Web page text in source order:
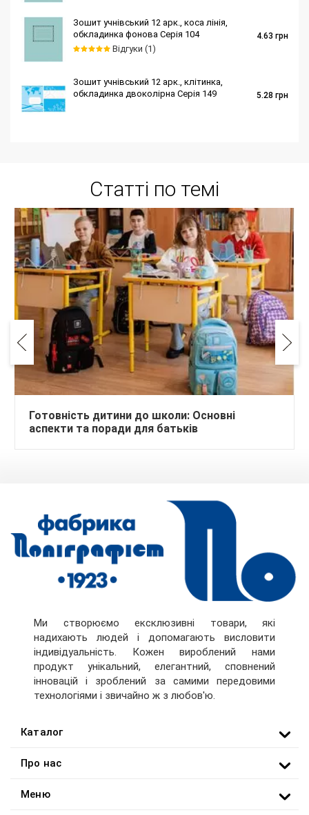
Зошит учнівський 12 арк., коса лінія,
обкладинка фонова Серія 104
Відгуки (1)
4.63 грн
Зошит учнівський 12 арк., клітинка,
обкладинка двоколірна Серія 149
5.28 грн
Статті по темі
Готовність дитини до школи: Основні
аспекти та поради для батьків
Ми створюємо ексклюзивні товари, які
надихають людей і допомагають висловити
індивідуальність. Кожен вироблений нами
продукт унікальний, елегантний, сповнений
інновацій і зроблений за самими передовими
технологіями і звичайно ж з любов'ю.
Каталог
Про нас
Меню